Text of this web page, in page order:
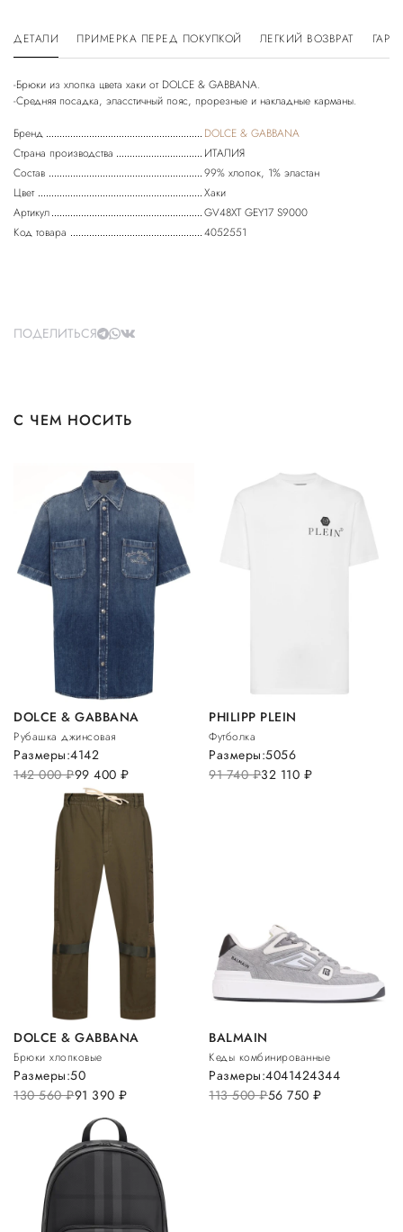
ДЕТАЛИ ПРИМЕРКА ПЕРЕД ПОКУПКОЙ ЛЕГКИЙ ВОЗВРАТ
-Брюки из хлопка цвета хаки от DOLCE & GABBANA.
Бренд
DOLCE & GABBANA
Страна производства
ИТАЛИЯ
Состав
99% хлопок, 1% эластан
Цвет
Хаки
Артикул
GV48XT GEY17 S9000
Код товара
4052551
ПОДЕЛИТЬСЯ
С ЧЕМ НОСИТЬ
DOLCE & GABBANA
Рубашка джинсовая
142 000руб.99 400 руб.
Размеры:4142
PHILIPP PLEIN
Футболка
91 740руб.32 110 руб.
Размеры:5056
DOLCE & GABBANA
Брюки хлопковые
130 560руб.91 390 руб.
Размеры:50
BALMAIN
Кеды комбинированные
113 500руб.56 750руб.
Размеры:4041424344